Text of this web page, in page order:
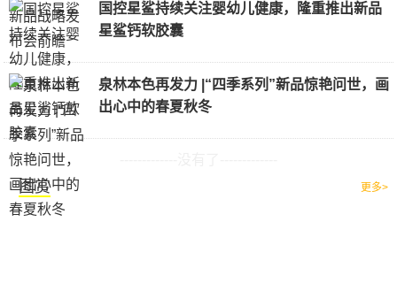
国控星鲨持续关注婴幼儿健康，隆重推出新品
星鲨钙软胶囊
泉林本色再发力 |“四季系列”新品惊艳问世，画
出心中的春夏秋冬
图赏 更多>